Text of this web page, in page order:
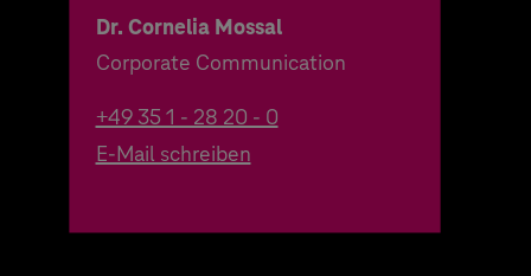
Dr. Cornelia Mossal
Corporate Communication
+49 35 1 - 28 20 - 0
E-Mail schreiben